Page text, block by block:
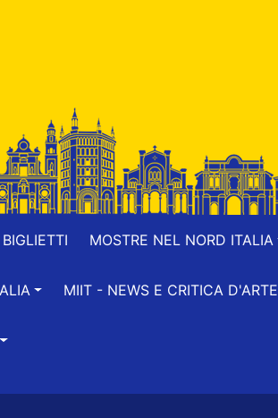
MOSTRE NEL NORD ITALIA
MIIT - NEWS E CRITICA D'ARTE